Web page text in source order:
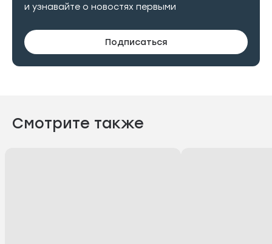
и узнавайте о новостях первыми
Подписаться
Смотрите также